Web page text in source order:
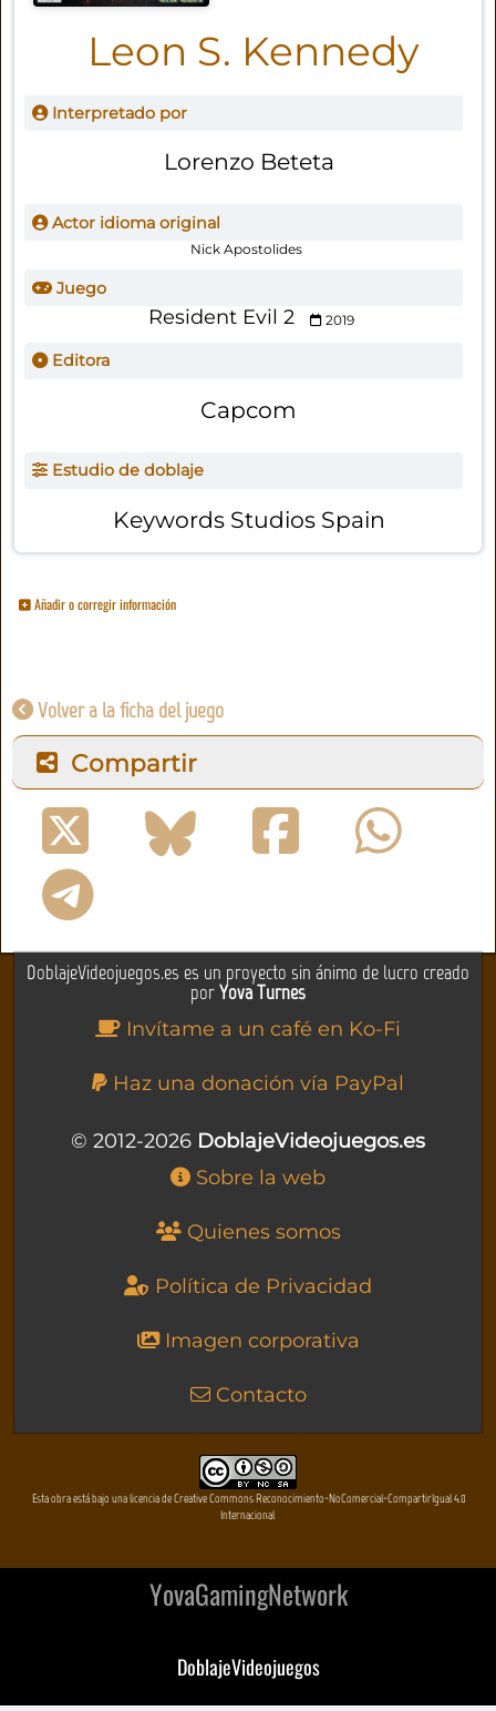
Leon S. Kennedy
Interpretado por
Lorenzo Beteta
Actor idioma original
Nick Apostolides
Juego
Resident Evil 2 2019
Editora
Capcom
Estudio de doblaje
Keywords Studios Spain
Añadir o corregir información
Volver a la ficha del juego
Compartir
DoblajeVideojuegos.es es un proyecto sin ánimo de lucro creado
porYova Turnes
Invítame a un café en Ko-Fi
Haz una donación vía PayPal
© 2012-2026 DoblajeVideojuegos.es
Sobre la web
Quienes somos
Política de Privacidad
Imagen corporativa
Contacto
Esta obra está bajo una licencia de Creative Commons Reconocimiento-NoComercial-CompartirIgual 4.0
Internacional
YovaGamingNetwork
DoblajeVideojuegos